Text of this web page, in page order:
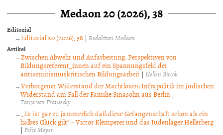
Medaon 20 (2026), 38
Editorial
Editorial 20 (2026), 38 |Redaktion Medaon
Artikel
Zwischen Abwehr und Aufarbeitung. Perspektiven von
Bildungsreferent_innen auf ein Spannungsfeld der
antisemitismuskritischen Bildungsarbeit | Hellen Bircok
Verborgener Widerstand der Machtlosen: Infrapolitik im jüdischen
Widerstand am Fall der Familie Sinasohn aus Berlin |
Tanja von Fransecky
„Es ist gar zu jämmerlich daß diese Gefangenschaft schon als ein
halbes Glück gilt“ – Victor Klemperer und das Judenlager Hellerberg
| Felix Meyer